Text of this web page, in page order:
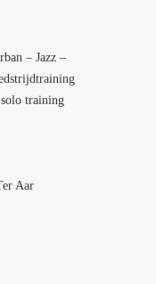
– Jazz –
training
Aar